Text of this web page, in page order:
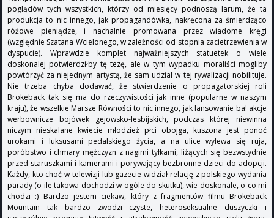
poglądów tych wszystkich, którzy od miesięcy podnoszą larum, że ta
produkcja to nic innego, jak propagandówka, nakręcona za śmierdząco
różowe pieniądze, i nachalnie promowana przez wiadome kręgi
(względnie Szatana Wcielonego, w zależności od stopnia zacietrzewienia w
dyspucie). Wprawdzie komplet najważniejszych statuetek o wiele
doskonalej potwierdziłby tę tezę, ale w tym wypadku moraliści mogliby
powtórzyć za niejednym artystą, że sam udział w tej rywalizacji nobilituje.
Nie trzeba chyba dodawać, że stwierdzenie o propagatorskiej roli
Brokeback tak się ma do rzeczywistości jak inne (popularne w naszym
kraju), że wszelkie Marsze Równości to nic innego, jak lansowanie ba! akcje
werbownicze bojówek gejowsko-lesbijskich, podczas której niewinna
niczym nieskalane kwiecie młodzież płci obojga, kuszona jest ponoć
urokami i luksusami pedalskiego życia, a na ulice wylewa się ruja,
poróbstwo i chmary mężczyzn z nagimi tyłkami, liżących się bezwstydnie
przed staruszkami i kamerami i porywający bezbronne dzieci do adopcji.
Każdy, kto choć w telewizji lub gazecie widział relację z polskiego wydania
parady (o ile takowa dochodzi w ogóle do skutku), wie doskonale, o co mi
chodzi :) Bardzo jestem ciekaw, który z fragmentów filmu Brokeback
Mountain tak bardzo zwodzi czyste, heteroseksualne duszyczki i